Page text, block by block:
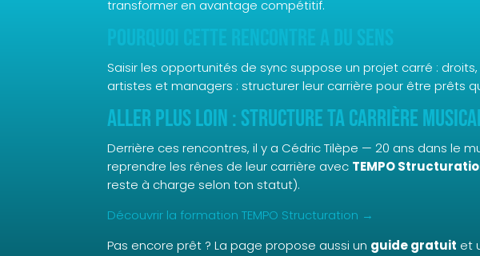
transformer en avantage compétitif.
Saisir les opportunités de sync suppose un projet carré :
artistes et managers : structurer leur carrière pour être prêts
Aller plus loin : structure ta carrière
Derrière ces rencontres, il y a Cédric Tilèpe — 20 ans dans le
reprendre les rênes de leur carrière avec TEMPO
reste à charge selon ton statut).
Découvrir la formation TEMPO Structuration →
Pas encore prêt ? La page propose aussi un guide gratuit et